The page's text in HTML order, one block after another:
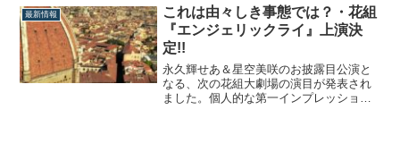
ドリッヒ・アドラー：遼美来（永久輝せ
あ）天城れいんと七彩はづきが2度目の主
演!!さて、主演を取ったのは104期生の
天...
最新情報
これは由々しき事態では？・花組
『エンジェリックライ』上演決
定!!
永久輝せあ＆星空美咲のお披露目公演と
なる、次の花組大劇場の演目が発表され
ました。個人的な第一インプレッション